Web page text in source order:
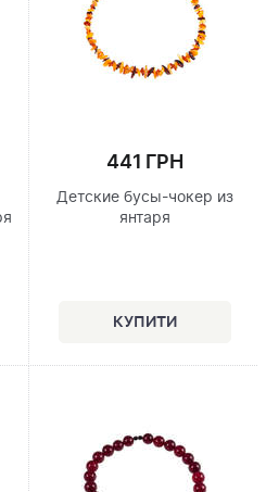
441 ГРН
Детские бусы-чокер из
янтаря